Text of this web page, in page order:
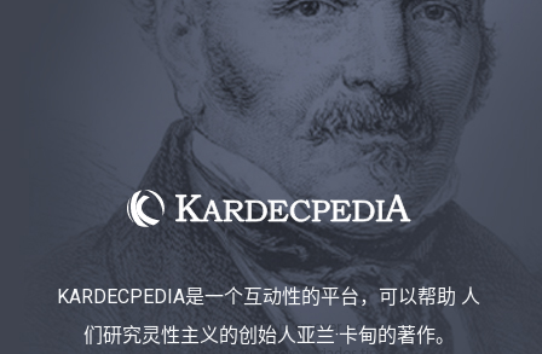
KARDECPEDIA是一个互动性的平台，可以帮助 人
们研究灵性主义的创始人亚兰·卡甸的著作。